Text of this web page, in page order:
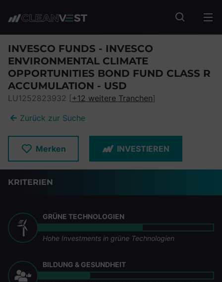
Fonds
INVESCO FUNDS - INVESCO
ENVIRONMENTAL CLIMATE
OPPORTUNITIES BOND FUND CLASS R
ACCUMULATION - USD
LU1252823932 [+12 weitere Tranchen]
Zurück zur Suche
Merken INVESTIEREN
KRITERIEN
GRÜNE TECHNOLOGIEN
Hohe Investments in grüne Technologien
BILDUNG & GESUNDHEIT